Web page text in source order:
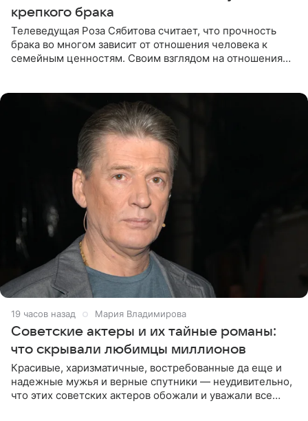
крепкого брака
Телеведущая Роза Сябитова считает, что прочность
брака во многом зависит от отношения человека к
семейным ценностям. Своим взглядом на отношения
19 часов назад Мария Владимирова
Советские актеры и их тайные романы:
что скрывали любимцы миллионов
Красивые, харизматичные, востребованные да еще и
надежные мужья и верные спутники — неудивительно,
что этих советских актеров обожали и уважали все